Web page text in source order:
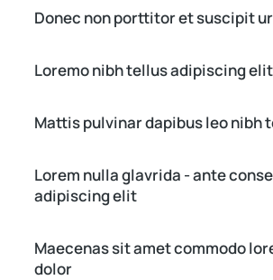
Donec non porttitor et suscipit
Loremo nibh tellus adipiscing elit
Mattis pulvinar dapibus leo nibh
Lorem nulla glavrida - ante
adipiscing elit
Maecenas sit amet commodo
dolor